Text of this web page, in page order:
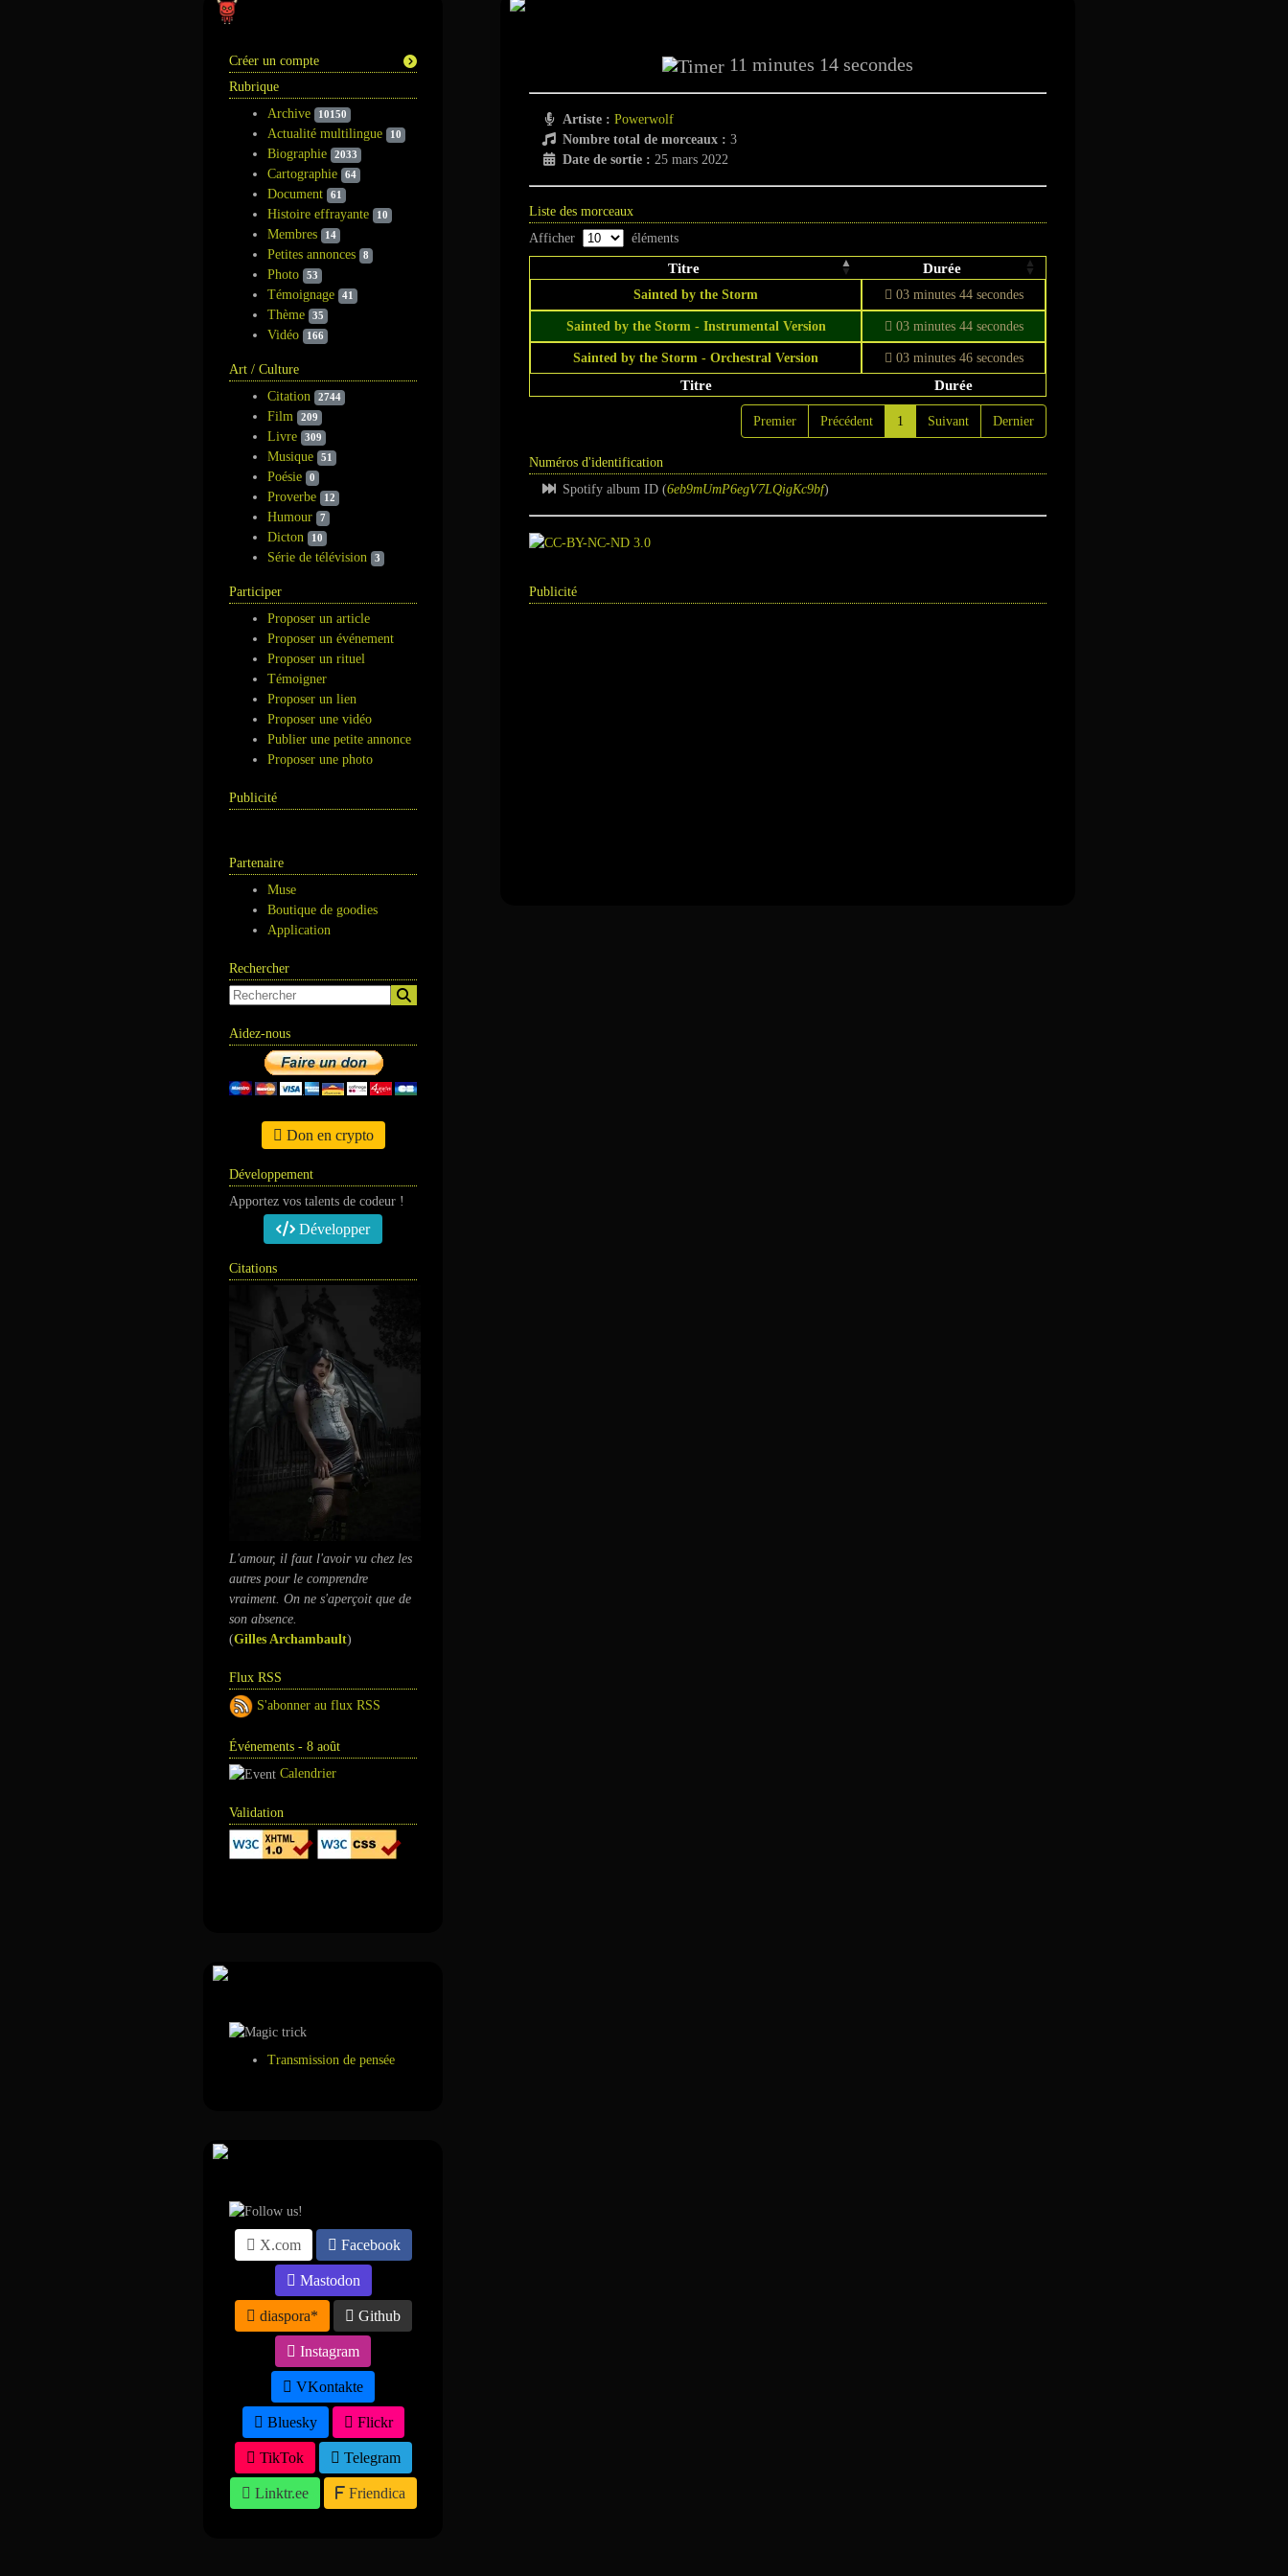
Créer un compte
Rubrique
Archive
10150
Actualité multilingue 10
Biographie 2033
Cartographie 64
Document 61
Histoire effrayante 10
Membres 14
Petites annonces 8
Photo 53
Témoignage 41
Thème 35
Vidéo 166
Art / Culture
Citation
2744
Film 209
Livre 309
Musique 51
Poésie 0
Proverbe 12
Humour 7
Dicton 10
Série de télévision 3
Participer
Proposer un article
Proposer un événement
Proposer un rituel
Témoigner
Proposer un lien
Proposer une vidéo
Publier une petite annonce
Proposer une photo
Publicité
Partenaire
Muse
Boutique de goodies
Application
Rechercher
Aidez-nous
Don en crypto
Développement
Apportez vos talents de codeur !
Développer
Citations
L'amour, il faut l'avoir vu chez les
autres pour le comprendre
vraiment. On ne s'aperçoit que de
son absence.
(Gilles Archambault)
Flux RSS
S'abonner au flux RSS
Événements - 8 août
Calendrier
Validation
Transmission de pensée
X.com Facebook
Mastodon
diaspora* Github
Instagram
VKontakte
Bluesky Flickr
TikTok Telegram
Linktr.ee Friendica
11 minutes 14 secondes
Artiste : Powerwolf
Nombre total de morceaux : 3
Date de sortie : 25 mars 2022
Liste des morceaux
Afficher
éléments
Titre Durée
Sainted by the Storm 03 minutes 44 secondes
Sainted by the Storm - Instrumental Version 03 minutes 44 secondes
Sainted by the Storm - Orchestral Version 03 minutes 46 secondes
Titre Durée
Premier Précédent 1 Suivant Dernier
Numéros d'identification
Spotify album ID (6eb9mUmP6egV7LQigKc9bf)
Publicité